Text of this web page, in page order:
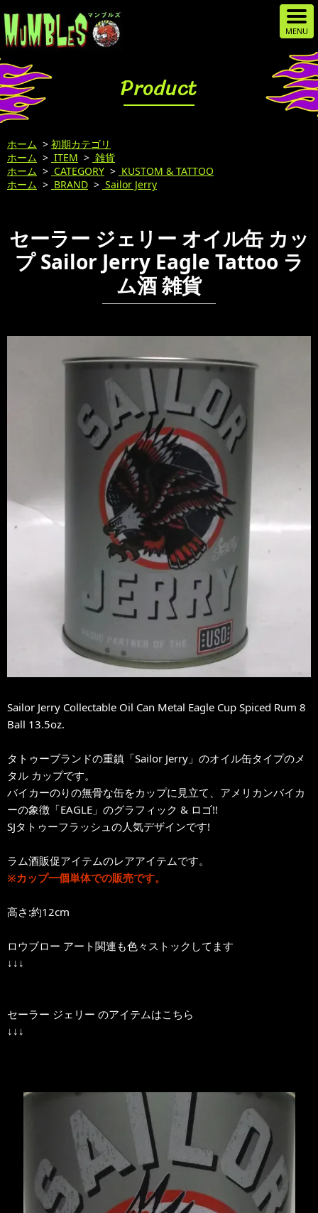
Product
ホーム > 初期カテゴリ
ホーム > ITEM > 雑貨
ホーム > CATEGORY > KUSTOM & TATTOO
ホーム > BRAND > Sailor Jerry
セーラー ジェリー オイル缶 カッ
プ Sailor Jerry Eagle Tattoo ラ
ム酒 雑貨
Sailor Jerry Collectable Oil Can Metal Eagle Cup Spiced Rum 8
Ball 13.5oz.
タトゥーブランドの重鎮「Sailor Jerry」のオイル缶タイプのメ
タル カップです。
バイカーのりの無骨な缶をカップに見立て、アメリカンバイカ
ーの象徴「EAGLE」のグラフィック & ロゴ!!
SJタトゥーフラッシュの人気デザインです!
ラム酒販促アイテムのレアアイテムです。
※カップ一個単体での販売です。
高さ:約12cm
ロウブロー アート関連も色々ストックしてます
↓↓↓
セーラー ジェリー のアイテムはこちら
↓↓↓